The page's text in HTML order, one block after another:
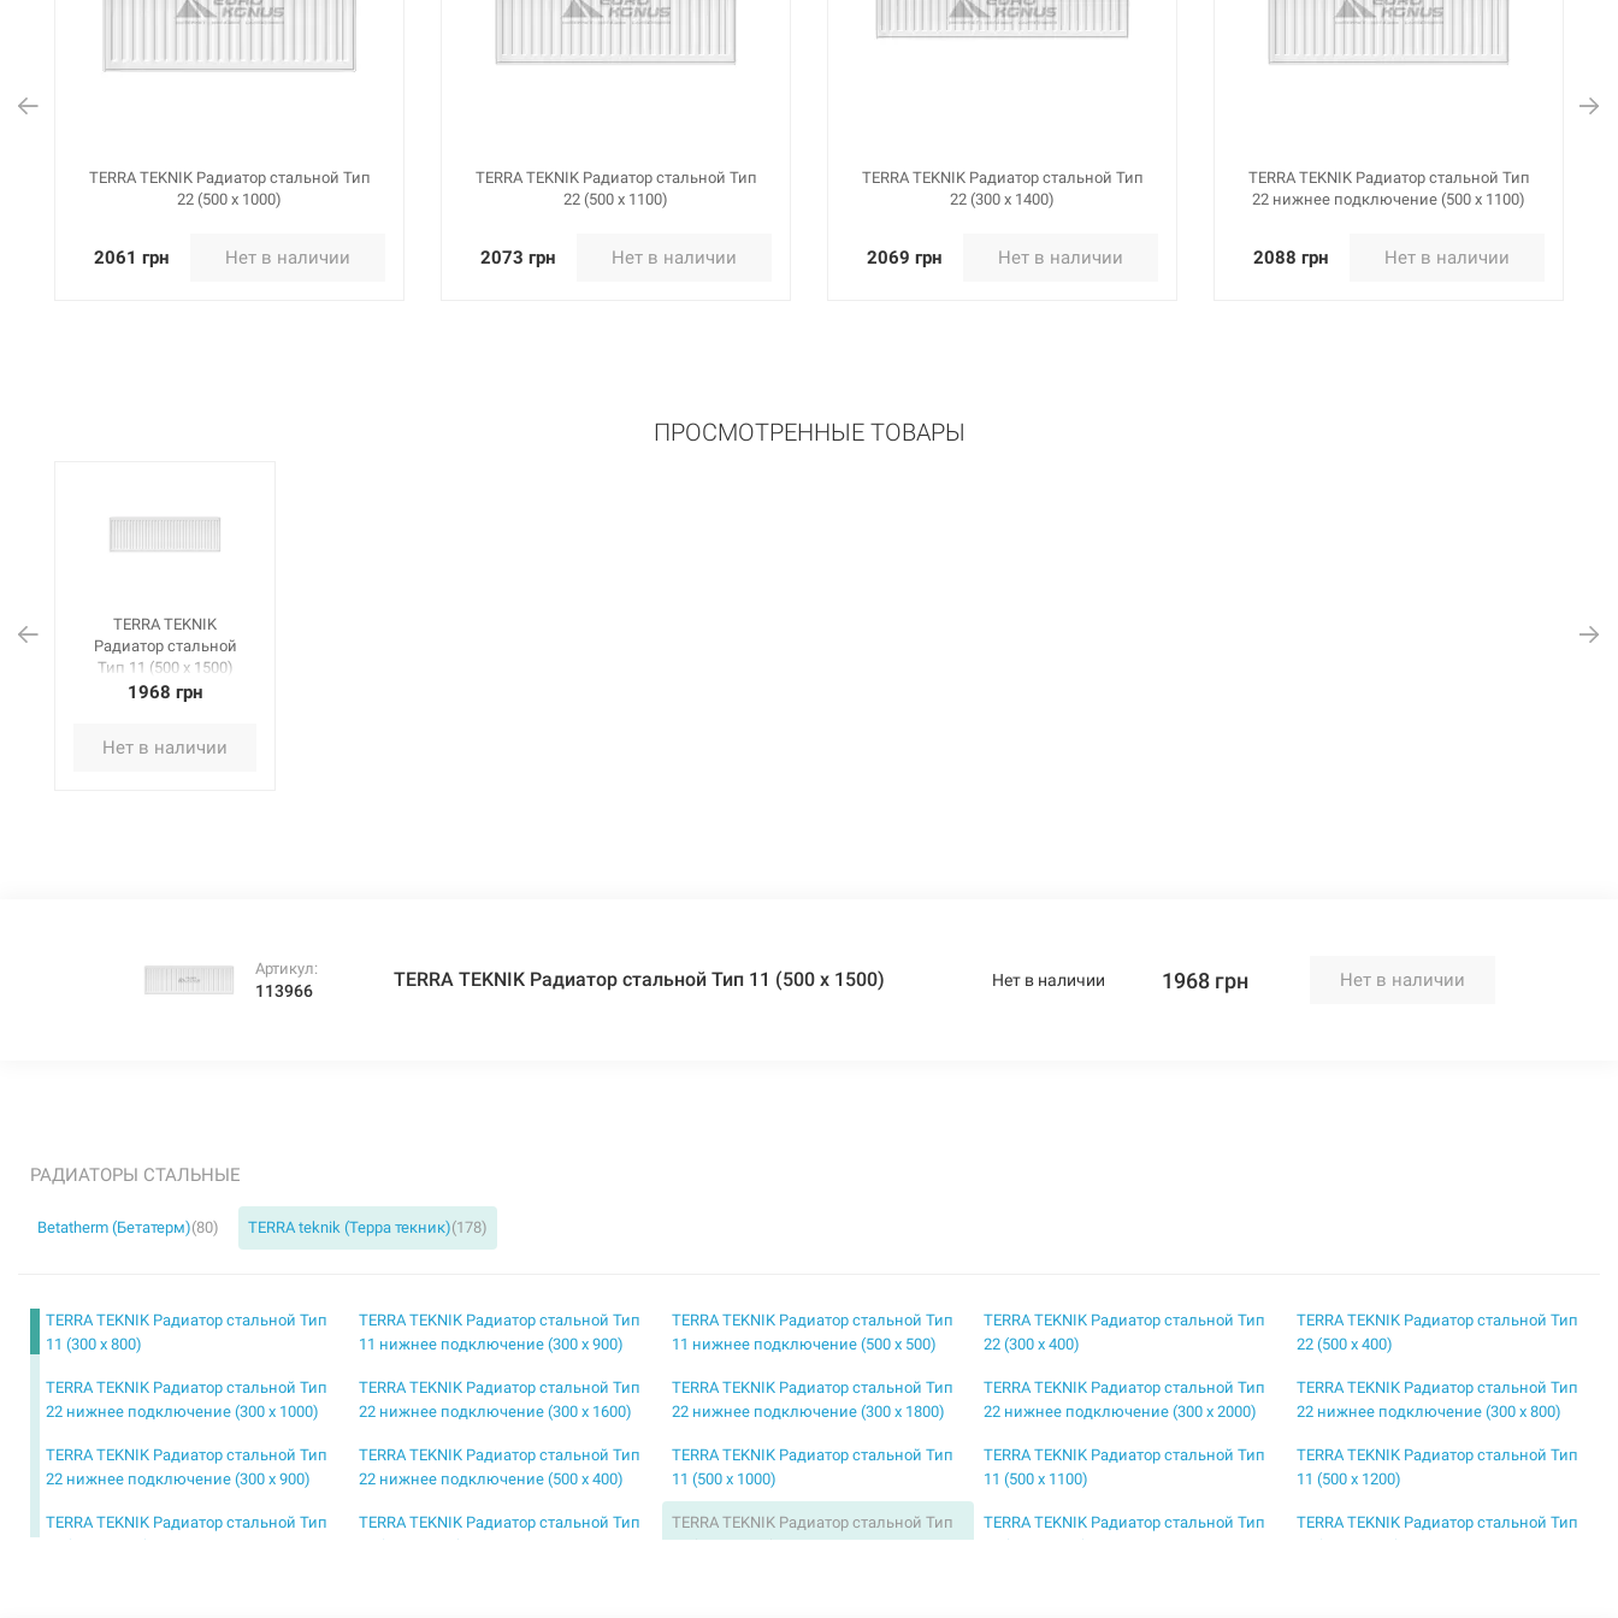
Артикул: TERRA TEKNIK Радиатор стальной Тип 11 (500 x 1700) Нет в наличии Нет в наличии
Артикул:
TERRA TEKNIK Радиатор стальной Тип
22 (500 x 1000)
2061 грн Нет в наличии
TERRA TEKNIK Радиатор стальной Тип
22 (500 x 1100)
2073 грн Нет в наличии
TERRA TEKNIK Радиатор стальной Тип
22 (300 x 1400)
2069 грн Нет в наличии
TERRA TEKNIK Радиатор стальной Тип
22 нижнее подключение (500 x 1100)
2088 грн Нет в наличии
ПРОСМОТРЕННЫЕ ТОВАРЫ
TERRA TEKNIK
Радиатор стальной
Тип 11 (500 x 1500)
1968 грн
Нет в наличии
Артикул:
113966 TERRA TEKNIK Радиатор стальной Тип 11 (500 x 1500) Нет в наличии 1968 грн Нет в наличии
РАДИАТОРЫ СТАЛЬНЫЕ
Betatherm (Бетатерм)(80) TERRA teknik (Терра текник)(178)
TERRA TEKNIK Радиатор стальной Тип
11 (300 x 800)
TERRA TEKNIK Радиатор стальной Тип
11 нижнее подключение (300 x 900)
TERRA TEKNIK Радиатор стальной Тип
11 нижнее подключение (500 x 500)
TERRA TEKNIK Радиатор стальной Тип
22 (300 x 400)
TERRA TEKNIK Радиатор стальной Тип
22 (500 x 400)
TERRA TEKNIK Радиатор стальной Тип
22 нижнее подключение (300 x 1000)
TERRA TEKNIK Радиатор стальной Тип
22 нижнее подключение (300 x 1600)
TERRA TEKNIK Радиатор стальной Тип
22 нижнее подключение (300 x 1800)
TERRA TEKNIK Радиатор стальной Тип
22 нижнее подключение (300 x 2000)
TERRA TEKNIK Радиатор стальной Тип
22 нижнее подключение (300 x 800)
TERRA TEKNIK Радиатор стальной Тип
22 нижнее подключение (300 x 900)
TERRA TEKNIK Радиатор стальной Тип
22 нижнее подключение (500 x 400)
TERRA TEKNIK Радиатор стальной Тип
11 (500 x 1000)
TERRA TEKNIK Радиатор стальной Тип
11 (500 x 1100)
TERRA TEKNIK Радиатор стальной Тип
11 (500 x 1200)
TERRA TEKNIK Радиатор стальной Тип
TERRA TEKNIK Радиатор стальной Тип
TERRA TEKNIK Радиатор стальной Тип
TERRA TEKNIK Радиатор стальной Тип
TERRA TEKNIK Радиатор стальной Тип